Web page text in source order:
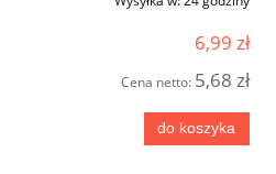
6,99 zł
Cena netto: 5,68 zł
do koszyka